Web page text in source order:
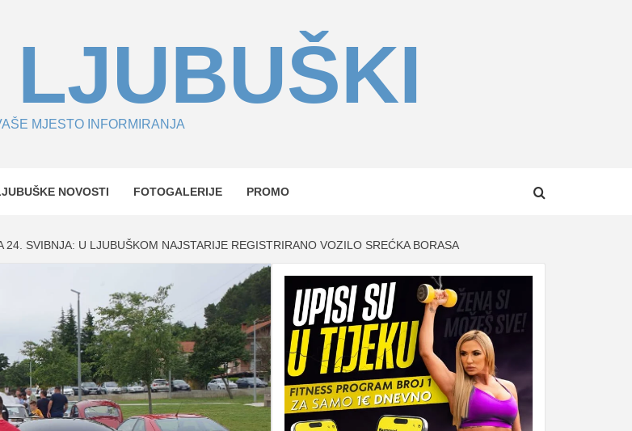
MJESTO INFORMIRANJA
NOVOSTI FOTOGALERIJE PROMO
SVIBNJA: U LJUBUŠKOM NAJSTARIJE REGISTRIRANO VOZILO SREĆKA BORASA